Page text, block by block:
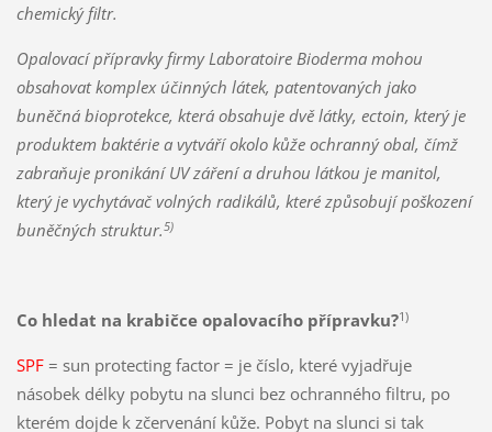
chemický filtr.
Opalovací přípravky firmy Laboratoire Bioderma mohou
obsahovat komplex účinných látek, patentovaných jako
buněčná bioprotekce, která obsahuje dvě látky, ectoin, který je
produktem baktérie a vytváří okolo kůže ochranný obal, čímž
zabraňuje pronikání UV záření a druhou látkou je manitol,
který je vychytávač volných radikálů, které způsobují poškození
buněčných struktur. 5)
Co hledat na krabičce opalovacího přípravku?1)
SPF= sun protecting factor = je číslo, které vyjadřuje
násobek délky pobytu na slunci bez ochranného filtru, po
kterém dojde k zčervenání kůže. Pobyt na slunci si tak